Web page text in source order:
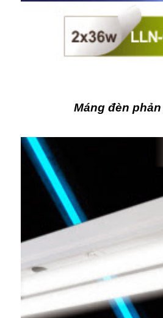
Máng đèn